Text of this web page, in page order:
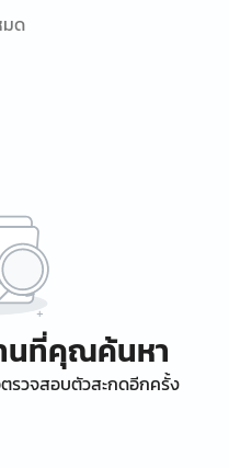
ด
นที่คุณค้นหา
รวจสอบตัวสะกดอีกครั้ง